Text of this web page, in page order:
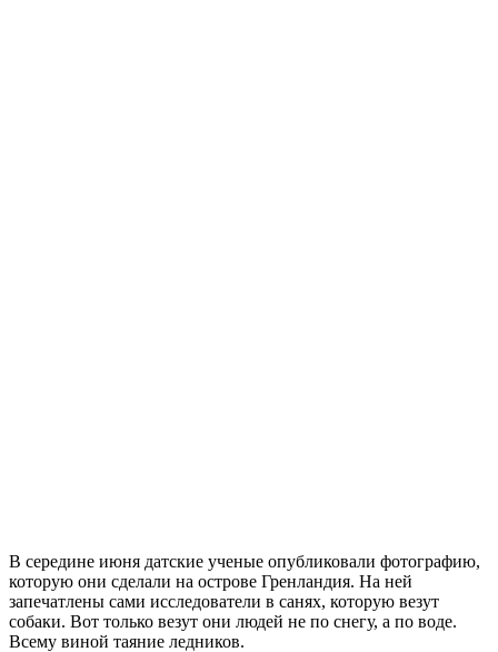
В середине июня датские ученые опубликовали фотографию,
которую они сделали на острове Гренландия. На ней
запечатлены сами исследователи в санях, которую везут
собаки. Вот только везут они людей не по снегу, а по воде.
Всему виной таяние ледников.